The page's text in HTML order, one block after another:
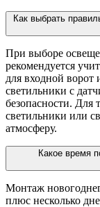
Как выбрать
При выборе
рекомендуется
для входной
светильники с
безопасности. Для
светильники или
атмосферу.
Какое время
Монтаж
плюс несколько